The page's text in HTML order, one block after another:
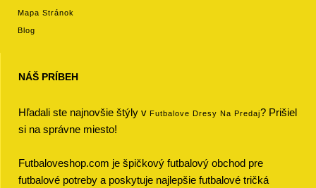
Mapa Stránok
Blog
NÁŠ PRÍBEH
Hľadali ste najnovšie štýly v Futbalove Dresy Na Predaj? Prišiel
si na správne miesto!
Futbaloveshop.com je špičkový futbalový obchod pre
futbalové potreby a poskytuje najlepšie futbalové tričká